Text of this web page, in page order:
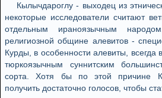
Кылычдароглу - выходец из
некоторые исследователи считают
отдельным ираноязычным
религиозной общине алевитов -
Курды, в особенности алевиты, всегда
тюркоязычным суннитским
сорта. Хотя бы по этой причине
получить достаточно голосов, чтобы